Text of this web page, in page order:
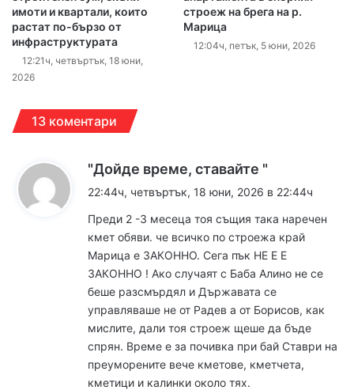
имоти и квартали, които
растат по-бързо от
инфраструктурата
12:21ч, четвъртък, 18 юни,
2026
строеж на брега на р.
Марица
12:04ч, петък, 5 юни, 2026
13 коментари
"Дойде време, ставайте "
а
:
22:44ч, четвъртък, 18 юни, 2026 в 22:44ч
Преди 2 -3 месеца тоя същия така наречен
кмет обяви. че всичко по строежа край
Марица е ЗАКОННО. Сега пък НЕ Е Е
ЗАКОННО ! Ако случаят с Баба Алино не се
беше разсмърдял и Държавата се
управляваше не от Радев а от Борисов, как
мислите, дали тоя строеж щеше да бъде
спрян. Време е за почивка при бай Ставри на
преуморените вече кметове, кметчета,
кметици и калинки около тях.